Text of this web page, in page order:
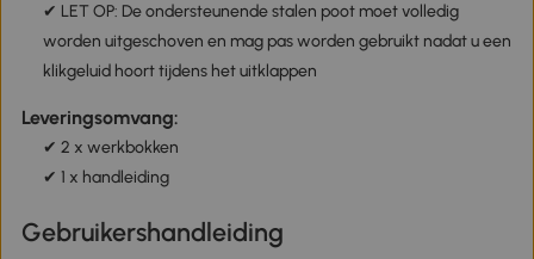
✔ LET OP: De ondersteunende stalen poot moet volledig
worden uitgeschoven en mag pas worden gebruikt nadat u een
klikgeluid hoort tijdens het uitklappen
Leveringsomvang:
✔ 2 x werkbokken
✔ 1 x handleiding
Gebruikershandleiding